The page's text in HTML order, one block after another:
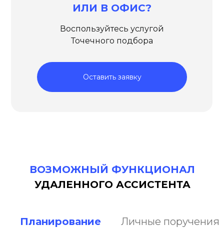
ИЛИ В ОФИС?
Воспользуйтесь услугой
Точечного подбора
Оставить заявку
ВОЗМОЖНЫЙ ФУНКЦИОНАЛ
УДАЛЕННОГО АССИСТЕНТА
Планирование Личные поручения